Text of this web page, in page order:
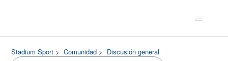
Stadium Sport Comunidad Discusión general